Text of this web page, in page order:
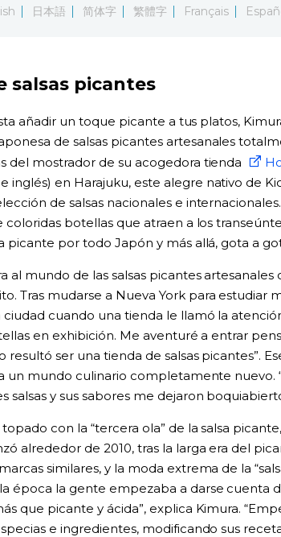
日本語 简体字 繁體字 Français
salsas picantes
añadir un toque picante a tus platos,
de salsas picantes artesanales
del mostrador de su acogedora tienda
inglés) en Harajuku, este alegre nativo de
de salsas nacionales e
coloridas botellas que atraen a los
picante por todo Japón y más allá, gota a
al mundo de las salsas picantes
Tras mudarse a Nueva York para estudiar
cuando una tienda le llamó la
en exhibición. Me aventuré a entrar
resultó ser una tienda de salsas picantes”.
un mundo culinario completamente nuevo.
salsas y sus sabores me dejaron
con la “tercera ola” de la salsa
alrededor de 2010, tras la larga era del
similares, y la moda extrema de la
época la gente empezaba a darse cuenta
que picante y ácida”, explica Kimura.
e ingredientes, modificando sus